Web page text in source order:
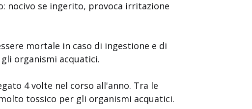
nocivo se ingerito, provoca irritazione
mortale in caso di ingestione e di
organismi acquatici.
4 volte nel corso all'anno. Tra le
tossico per gli organismi acquatici.